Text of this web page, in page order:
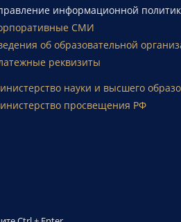
информационной
СМИ
об образовательной
реквизиты
науки и высшего
просвещения РФ